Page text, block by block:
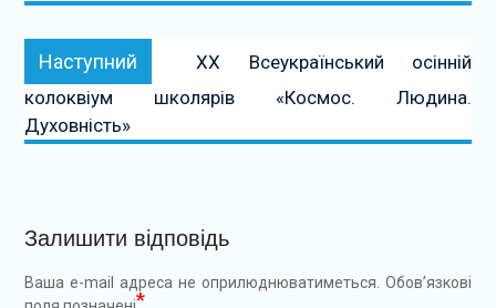
Наступний Наступний:
ХХ Всеукраїнський осінній
колоквіум школярів «Космос. Людина.
Духовність»
Залишити відповідь
Ваша e-mail адреса не оприлюднюватиметься. Обов’язкові
*